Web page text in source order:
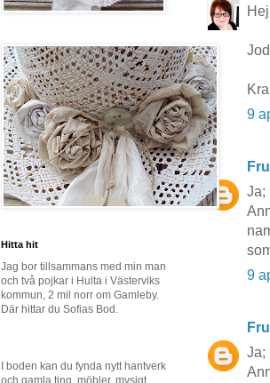
9
Ja;
9
Ja;
Hitta hit
Jag bor tillsammans med min man
och två pojkar i Hulta i Västerviks
kommun, 2 mil norr om Gamleby.
Där hittar du Sofias Bod.
I boden kan du fynda nytt hantverk
och gamla ting, möbler, mysigt